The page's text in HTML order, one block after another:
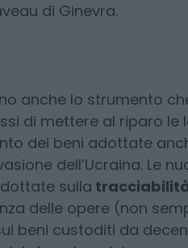
saudita
anche lo strumento
di mettere al riparo le
dei beni adottate
dell’Ucraina. Le